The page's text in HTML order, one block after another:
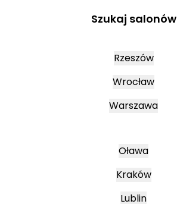
Szukaj salonów
Rzeszów
Wrocław
Warszawa
Oława
Kraków
Lublin